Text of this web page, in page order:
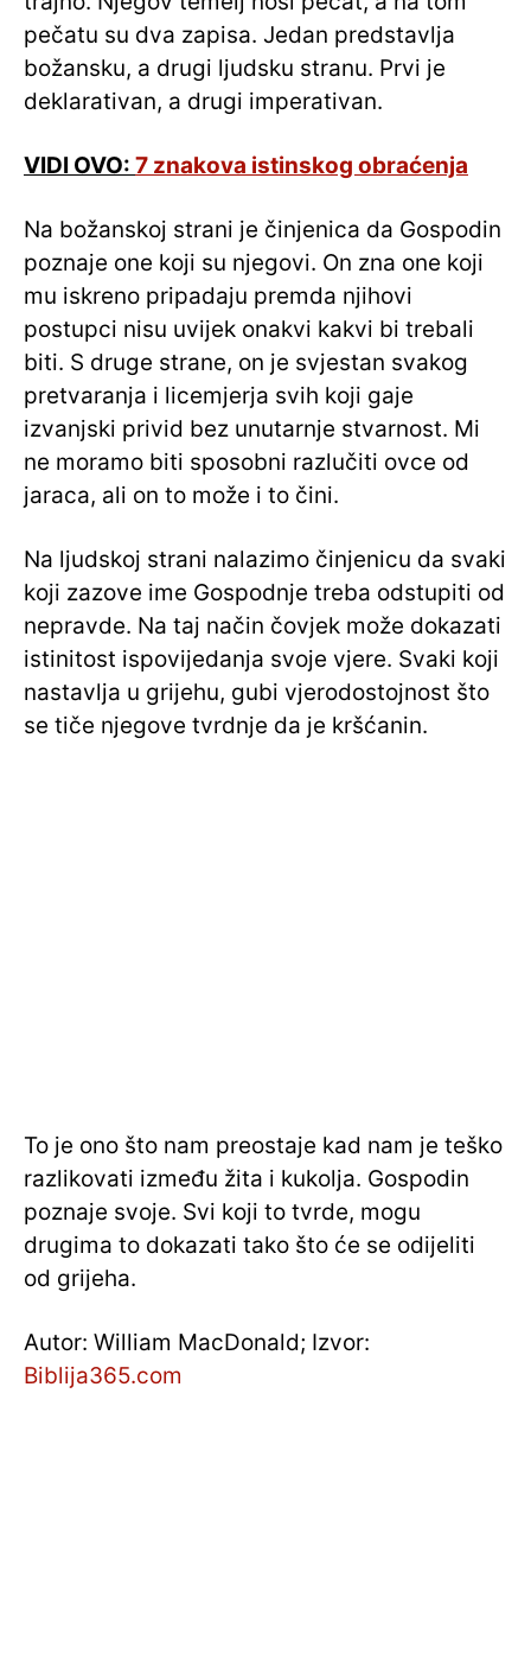
pečatu su dva zapisa. Jedan predstavlja
božansku, a drugi ljudsku stranu. Prvi je
deklarativan, a drugi imperativan.
VIDI OVO: 7 znakova istinskog obraćenja
Na božanskoj strani je činjenica da Gospodin
poznaje one koji su njegovi. On zna one koji
mu iskreno pripadaju premda njihovi
postupci nisu uvijek onakvi kakvi bi trebali
biti. S druge strane, on je svjestan svakog
pretvaranja i licemjerja svih koji gaje
izvanjski privid bez unutarnje stvarnost. Mi
ne moramo biti sposobni razlučiti ovce od
jaraca, ali on to može i to čini.
Na ljudskoj strani nalazimo činjenicu da svaki
koji zazove ime Gospodnje treba odstupiti od
nepravde. Na taj način čovjek može dokazati
istinitost ispovijedanja svoje vjere. Svaki koji
nastavlja u grijehu, gubi vjerodostojnost što
se tiče njegove tvrdnje da je kršćanin.
To je ono što nam preostaje kad nam je teško
razlikovati između žita i kukolja. Gospodin
poznaje svoje. Svi koji to tvrde, mogu
drugima to dokazati tako što će se odijeliti
od grijeha.
Autor: William MacDonald; Izvor:
Biblija365.com